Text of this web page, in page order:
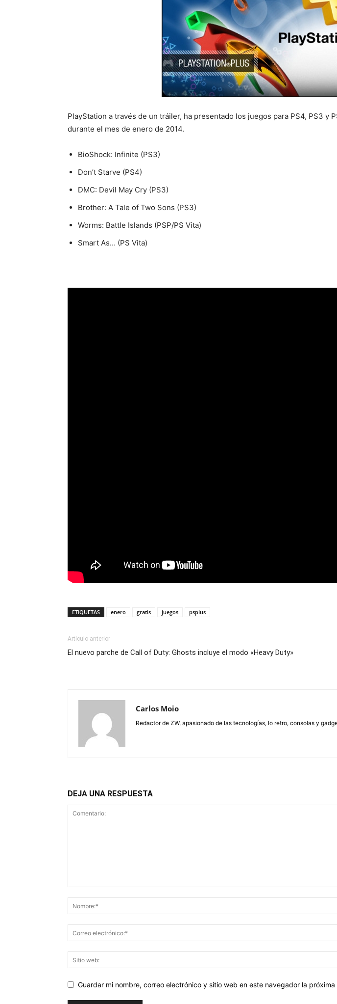
PlayStation a través de un tráiler, ha presentado los juegos para PS4, PS3 y
durante el mes de enero de 2014.
BioShock: Infinite (PS3)
Don’t Starve (PS4)
DMC: Devil May Cry (PS3)
Brother: A Tale of Two Sons (PS3)
Worms: Battle Islands (PSP/PS Vita)
Smart As… (PS Vita)
ETIQUETAS enero gratis juegos psplus
Artículo anterior
El nuevo parche de Call of Duty: Ghosts incluye el modo «Heavy Duty»
Carlos Moio
Redactor de ZW, apasionado de las tecnologías, lo retro, consolas y
DEJA UNA RESPUESTA
Guardar mi nombre, correo electrónico y sitio web en este navegador la